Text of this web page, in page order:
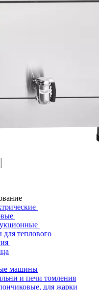
для теплового
машины
и печи томления
для жарки